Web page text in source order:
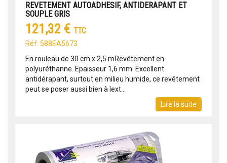
REVETEMENT AUTOADHESIF, ANTIDERAPANT ET
SOUPLE GRIS
121,32 € TTC
Réf: 588EA5673
En rouleau de 30 cm x 2,5 mRevêtement en
polyuréthanne. Epaisseur 1,6 mm. Excellent
antidérapant, surtout en milieu humide, ce revêtement
peut se poser aussi bien à lext...
Lire la suite